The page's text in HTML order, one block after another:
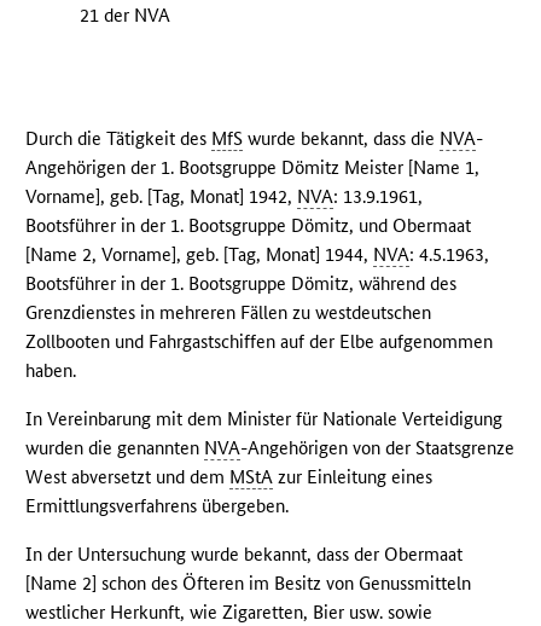
21 der NVA
Durch die Tätigkeit des MfS wurde bekannt, dass die NVA-
Angehörigen der 1. Bootsgruppe Dömitz Meister [Name 1,
Vorname], geb. [Tag, Monat] 1942, NVA: 13.9.1961,
Bootsführer in der 1. Bootsgruppe Dömitz, und Obermaat
[Name 2, Vorname], geb. [Tag, Monat] 1944, NVA: 4.5.1963,
Bootsführer in der 1. Bootsgruppe Dömitz, während des
Grenzdienstes in mehreren Fällen zu westdeutschen
Zollbooten und Fahrgastschiffen auf der Elbe aufgenommen
haben.
In Vereinbarung mit dem Minister für Nationale Verteidigung
wurden die genannten NVA-Angehörigen von der Staatsgrenze
West abversetzt und dem MStA zur Einleitung eines
Ermittlungsverfahrens übergeben.
In der Untersuchung wurde bekannt, dass der Obermaat
[Name 2] schon des Öfteren im Besitz von Genussmitteln
westlicher Herkunft, wie Zigaretten, Bier usw. sowie